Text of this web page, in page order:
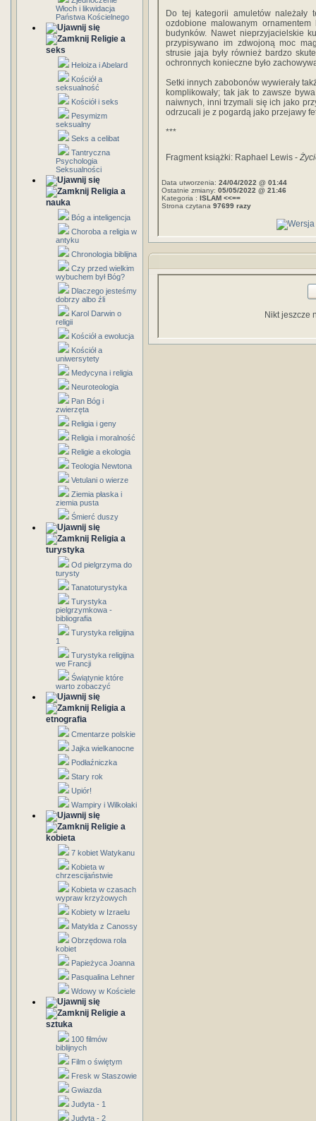
Włoch i likwidacja
Państwa Kościelnego
Religie a
seks
Heloiza i Abelard
Kościół a
seksualność
Kościół i seks
Pesymizm
seksualny
Seks a celibat
Tantryczna
Psychologia
Seksualności
Religia a
nauka
Bóg a inteligencja
Choroba a religia w
antyku
Chronologia biblijna
Czy przed wielkim
wybuchem był Bóg?
Dlaczego jesteśmy
dobrzy albo źli
Karol Darwin o
religii
Kościół a ewolucja
Kościół a
uniwersytety
Medycyna i religia
Neuroteologia
Pan Bóg i
zwierzęta
Religia i geny
Religia i moralność
Religie a ekologia
Teologia Newtona
Vetulani o wierze
Ziemia płaska i
ziemia pusta
Śmierć duszy
Religia a
turystyka
Od pielgrzyma do
turysty
Tanatoturystyka
Turystyka
pielgrzymkowa -
bibliografia
Turystyka religijna
1
Turystyka religijna
we Francji
Świątynie które
warto zobaczyć
Religia a
etnografia
Cmentarze polskie
Jajka wielkanocne
Podłaźniczka
Stary rok
Upiór!
Wampiry i Wilkołaki
Religie a
kobieta
7 kobiet Watykanu
Kobieta w
chrzescijaństwie
Kobieta w czasach
wypraw krzyżowych
Kobiety w Izraelu
Matylda z Canossy
Obrzędowa rola
kobiet
Papieżyca Joanna
Pasqualina Lehner
Wdowy w Kościele
Religie a
sztuka
100 filmów
biblijnych
Film o świętym
Fresk w Staszowie
Gwiazda
Judyta - 1
Judyta - 2
Do tej kategorii amuletów
ozdobione malowanym
budynków. Nawet nieprzyjacielskie
przypisywano im zdwojoną moc
strusie jaja były również bardzo
ochronnych konieczne było
Setki innych zabobonów wywierały
komplikowały; tak jak to zawsze
naiwnych, inni trzymali się ich jako
odrzucali je z pogardą jako przejawy
***
Fragment książki: Raphael Lewis -
Data utworzenia: 24/04/2022 @ 01:44
Ostatnie zmiany: 05/05/2022 @ 21:46
Kategoria : ISLAM <<==
Strona czytana 97699 razy
Nikt jeszcze